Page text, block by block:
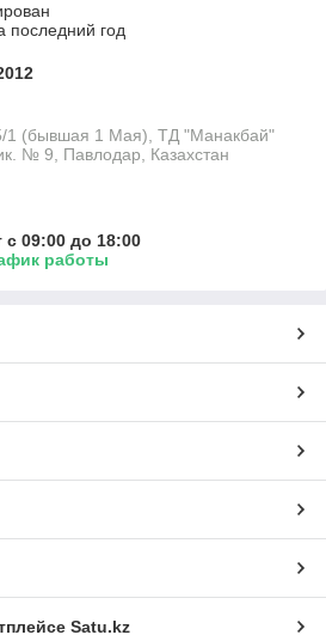
последний год
1 (бывшая 1 Мая), ТД "Манакбай"
№ 9, Павлодар, Казахстан
с 09:00 до 18:00
работы
Satu.kz